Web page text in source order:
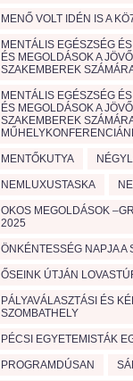
MENŐ VOLT IDÉN IS A
MENTÁLIS EGÉSZSÉG
ÉS MEGOLDÁSOK A
SZAKEMBEREK
MENTÁLIS EGÉSZSÉG
ÉS MEGOLDÁSOK A
SZAKEMBEREK
MENTŐKUTYA
NEMLUXUSTASKA
OKOS MEGOLDÁSOK
2025
ÖNKÉNTESSÉG NAPJA A
ŐSEINK ÚTJÁN
PÁLYAVÁLASZTÁSI ÉS
SZOMBATHELY
PÉCSI EGYETEMISTÁK
PROGRAMDÚSAN